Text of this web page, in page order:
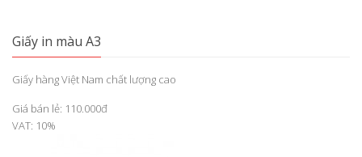
Giấy in màu A3
Giấy hàng Việt Nam chất lượng cao
Giá bán lẻ: 110.000đ
VAT: 10%